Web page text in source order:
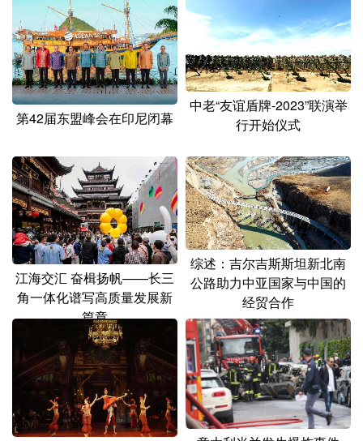
Deutsch Português
第42届东盟峰会在印尼闭幕
中老“友谊盾牌-2023”联演举
行开始仪式
江海交汇 奋楫扬帆——长三
角一体化谱写高质量发展新
篇章
综述：吉尔吉斯斯坦新北南
公路助力中亚国家与中国的
经贸合作